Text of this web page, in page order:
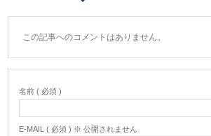
この記事へのコメントはありません。
名前 ( 必須 )
E-MAIL ( 必須 ) ※ 公開されません